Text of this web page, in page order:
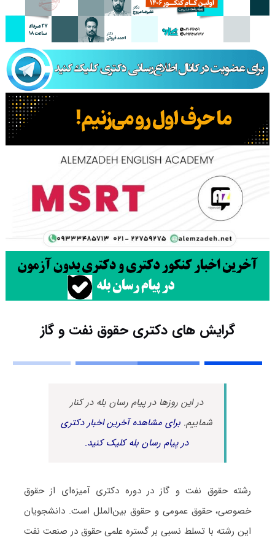
گرایش های دکتری ﺣﻘﻮق ﻧﻔﺖ و ﮔﺎز
در این روزها در پیام رسان بله در کنار
شماییم.برای مشاهده آخرین اخبار دکتری
در پیام رسان بله کلیک کنید.
رشته حقوق نفت و گاز در دوره دکتری آمیزه‌ای از حقوق
خصوصی، حقوق عمومی و حقوق بین‌الملل است. دانشجویان
این رشته با تسلط نسبی بر گستره علمی حقوق در صنعت نفت